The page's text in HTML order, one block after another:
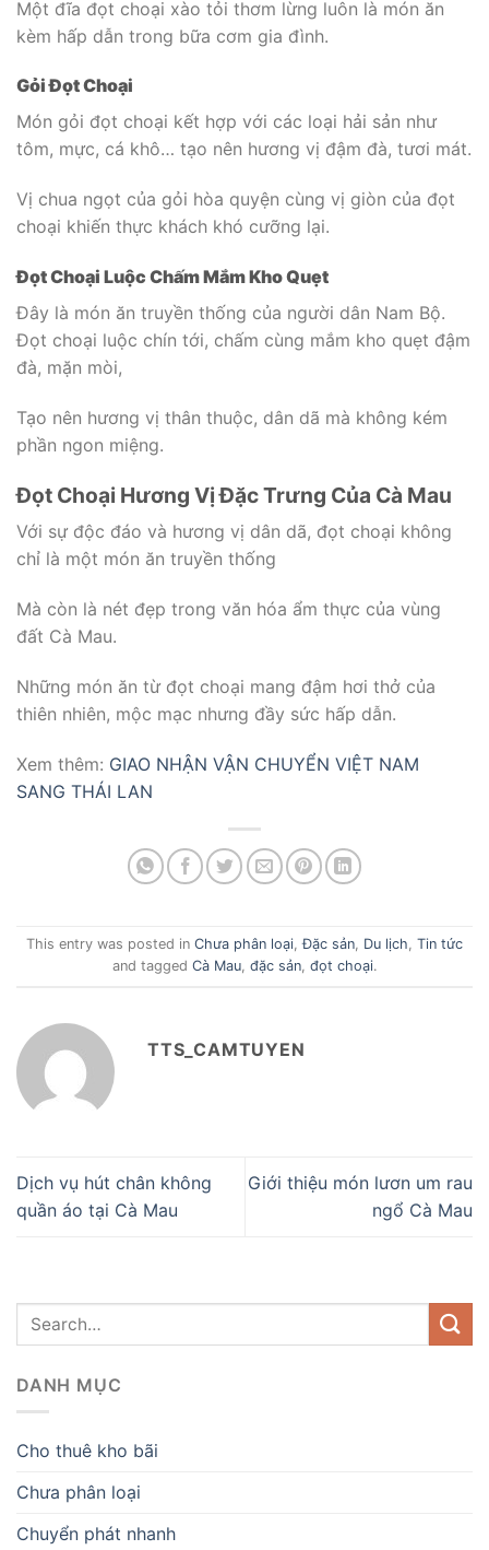
Một đĩa đọt choại xào tỏi thơm lừng luôn là món ăn
kèm hấp dẫn trong bữa cơm gia đình.
Gỏi Đọt Choại
Món gỏi đọt choại kết hợp với các loại hải sản như
tôm, mực, cá khô… tạo nên hương vị đậm đà, tươi mát.
Vị chua ngọt của gỏi hòa quyện cùng vị giòn của đọt
choại khiến thực khách khó cưỡng lại.
Đọt Choại Luộc Chấm Mắm Kho Quẹt
Đây là món ăn truyền thống của người dân Nam Bộ.
Đọt choại luộc chín tới, chấm cùng mắm kho quẹt đậm
đà, mặn mòi,
Tạo nên hương vị thân thuộc, dân dã mà không kém
phần ngon miệng.
Đọt Choại Hương Vị Đặc Trưng Của Cà Mau
Với sự độc đáo và hương vị dân dã, đọt choại không
chỉ là một món ăn truyền thống
Mà còn là nét đẹp trong văn hóa ẩm thực của vùng
đất Cà Mau.
Những món ăn từ đọt choại mang đậm hơi thở của
thiên nhiên, mộc mạc nhưng đầy sức hấp dẫn.
Xem thêm: GIAO NHẬN VẬN CHUYỂN VIỆT NAM
SANG THÁI LAN
This entry was posted in Chưa phân loại ,Đặc sản Du lịch Tin tức
and tagged Cà Mau, đặc sản, đọt choại.
TTS_CAMTUYEN
Dịch vụ hút chân không
quần áo tại Cà Mau
Giới thiệu món lươn um rau
ngổ Cà Mau
DANH MỤC
Cho thuê kho bãi
Chưa phân loại
Chuyển phát nhanh